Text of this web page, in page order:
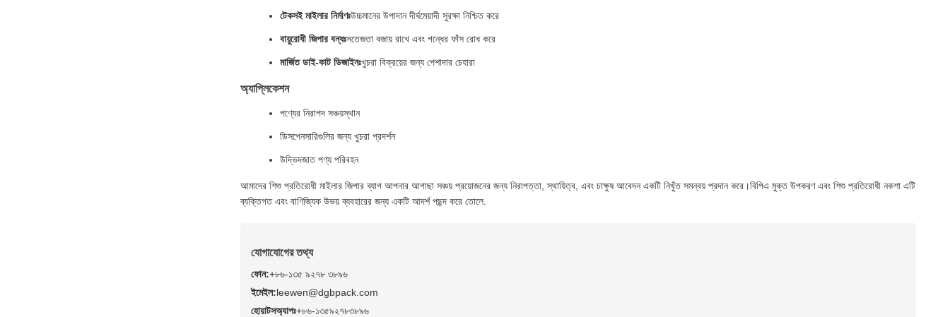
টেকসই মাইলার নির্মাণঃউচ্চমানের উপাদান দীর্ঘমেয়াদী সুরক্ষা নিশ্চিত করে
বায়ুরোধী জিপার বন্ধঃসতেজতা বজায় রাখে এবং গন্ধের ফাঁস রোধ করে
মার্জিত ডাই-কাট ডিজাইনঃখুচরা বিক্রয়ের জন্য পেশাদার চেহারা
অ্যাপ্লিকেশন
পণ্যের নিরাপদ সঞ্চয়স্থান
ডিসপেনসারিগুলির জন্য খুচরা প্রদর্শন
উদ্ভিদজাত পণ্য পরিবহন
আমাদের শিশু প্রতিরোধী মাইলার জিপার ব্যাগ আপনার আগাছা সঞ্চয় প্রয়োজনের জন্য নিরাপত্তা, স্থায়িত্ব, এবং চাক্ষুষ আবেদন একটি নিখুঁত সমন্বয় প্রদান করে।বিপিএ মুক্ত উপকরণ এবং শিশু প্রতিরোধী নকশা এটি
ব্যক্তিগত এবং বাণিজ্যিক উভয় ব্যবহারের জন্য একটি আদর্শ পছন্দ করে তোলে.
যোগাযোগের তথ্য
ফোন:+৮৬-১৩৫ ৯২৭৮ ৩৮৯৬
ইমেইল:leewen@dgbpack.com
হোয়াটসঅ্যাপঃ+৮৬-১৩৫৯২৭৮৩৮৯৬